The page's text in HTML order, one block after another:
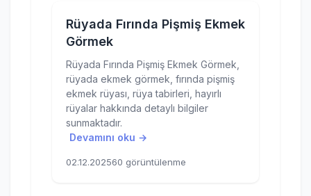
Rüyada Fırında Pişmiş Ekmek
Görmek
Rüyada Fırında Pişmiş Ekmek Görmek,
rüyada ekmek görmek, fırında pişmiş
ekmek rüyası, rüya tabirleri, hayırlı
rüyalar hakkında detaylı bilgiler
sunmaktadır.
Devamını oku →
02.12.202560 görüntülenme